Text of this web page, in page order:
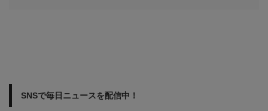
SNSで毎日ニュースを配信中！